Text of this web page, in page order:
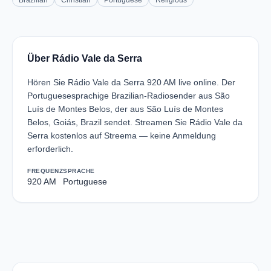
Über Rádio Vale da Serra
Hören Sie Rádio Vale da Serra 920 AM live online. Der
Portuguesesprachige Brazilian-Radiosender aus São
Luís de Montes Belos, der aus São Luís de Montes
Belos, Goiás, Brazil sendet. Streamen Sie Rádio Vale da
Serra kostenlos auf Streema — keine Anmeldung
erforderlich.
FREQUENZ
920 AM
SPRACHE
Portuguese